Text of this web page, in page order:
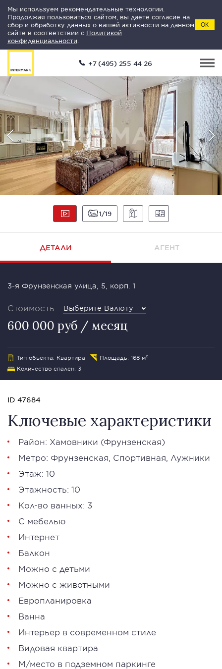
Мы используем рекомендательные технологии.
Продолжая пользоваться сайтом, вы даете согласие на
сбор и обработку данных о вашей активности на данном
сайте в соответствии с Политикой
конфиденциальности
ОК
+7 (495) 255 44 26
1 19
ДЕТАЛИ АГЕНТ
3-я Фрунзенская улица, 5, корп. 1
Стоимость Выберите Валюту
600 000 руб / месяц
Тип объекта: Квартира
Площадь: 168 м²
Количество спален: 3
ID 47684
Ключевые характеристики
Район: Хамовники (Фрунзенская)
Метро: Фрунзенская Спортивная Лужники
Этаж: 10
Этажность: 10
Кол-во ванных: 3
С мебелью
Интернет
Балкон
Можно с детьми
Можно с животными
Европланировка
Ванна
Интерьер в современном стиле
Видовая квартира
М/место в подземном паркинге